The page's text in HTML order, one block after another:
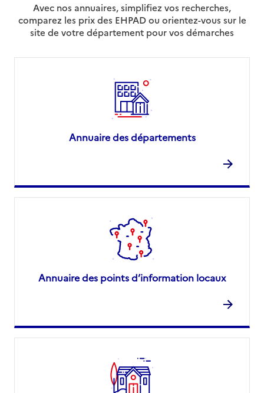
Avec nos annuaires, simplifiez vos recherches,
comparez les prix des EHPAD ou orientez-vous sur le
site de votre département pour vos démarches
Annuaire des départements
Annuaire des points d’information locaux